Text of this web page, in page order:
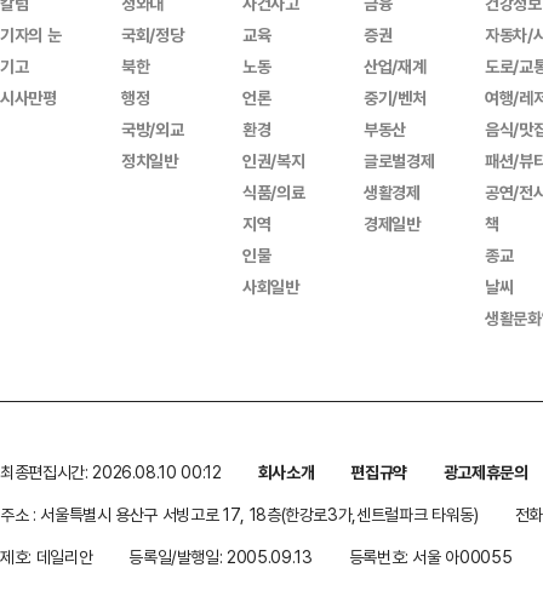
기자의 눈
기고
시사만평
국회/정당
북한
행정
국방/외교
정치일반
교육
노동
언론
환경
인권/복지
식품/의료
지역
인물
사회일반
증권
산업/재계
중기/벤처
부동산
글로벌경제
생활경제
경제일반
자동차/
도로/교
여행/레
음식/맛
패션/뷰
공연/전
책
종교
날씨
생활문
최종편집시간: 2026.08.10 00:12 회사소개 편집규약
광고제휴문의
주소 : 서울특별시 용산구 서빙고로 17, 18층(한강로3가,센트럴파크 타워동)
전
제호: 데일리안
등록일/발행일: 2005.09.13 등록번호: 서울 아00055